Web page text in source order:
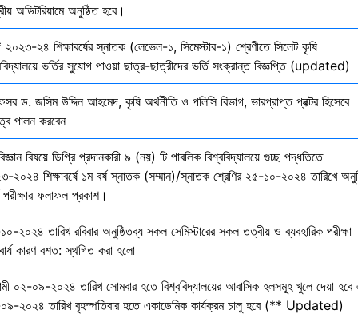
অডিটরিয়ামে অনুষ্ঠিত হবে।
২৪ শিক্ষাবর্ষের স্নাতক (লেভেল-১, সিমেস্টার-১) শ্রেণীতে সিলেট কৃষি
ভর্তির সুযোগ পাওয়া ছাত্র-ছাত্রীদের ভর্তি সংক্রান্ত বিজ্ঞপ্তি (updated)
ড. জসিম উদ্দিন আহমেদ, কৃষি অর্থনীতি ও পলিসি বিভাগ, ভারপ্রাপ্ত প্রক্টর হিসেবে
পালন করবেন
বিষয়ে ডিগ্রি প্রদানকারী ৯ (নয়) টি পাবলিক বিশ্ববিদ্যালয়ে গুচ্ছ পদ্ধতিতে
২০২৪ শিক্ষাবর্ষে ১ম বর্ষ স্নাতক (সম্মান)/স্নাতক শ্রেণির ২৫-১০-২০২৪ তারিখে
পরীক্ষার ফলাফল প্রকাশ।
২০২৪ তারিখ রবিবার অনুষ্ঠিতব্য সকল সেমিস্টারের সকল তত্বীয় ও ব্যবহারিক পরীক্ষা
কারণ বশত: স্থগিত করা হলো
০২-০৯-২০২৪ তারিখ সোমবার হতে বিশ্ববিদ্যালয়ের আবাসিক হলসমূহ খুলে দেয়া হবে
২০২৪ তারিখ বৃহস্পতিবার হতে একাডেমিক কার্যক্রম চালু হবে (** Updated)